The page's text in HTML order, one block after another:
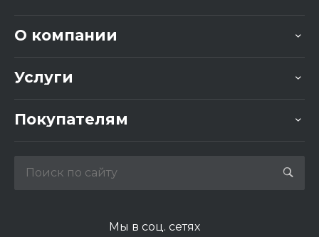
О компании
Услуги
Покупателям
Мы в соц. сетях